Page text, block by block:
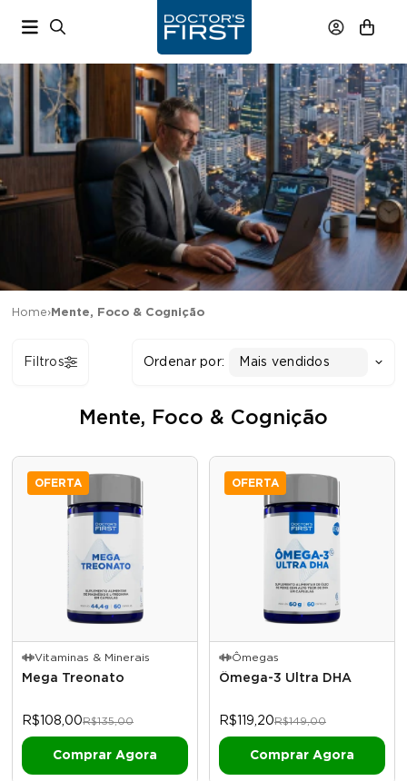
Home› Mente, Foco & Cognição
Ordenar por: Mais vendidos
Filtros
Mente, Foco & Cognição
OFERTA
Vitaminas & Minerais
Mega Treonato
R$108,00R$135,00
OFERTA
Ômegas
Ômega-3 Ultra DHA
R$119,20R$149,00